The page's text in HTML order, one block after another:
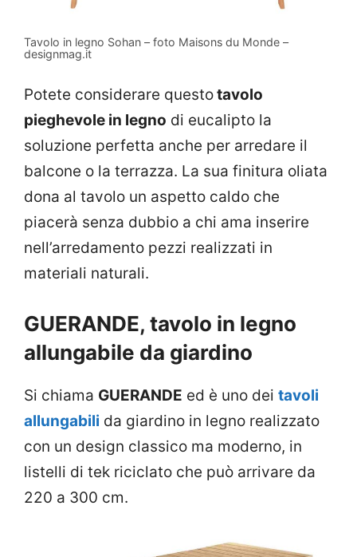
Tavolo in legno Sohan – foto Maisons du Monde –
designmag.it
Potete considerare questotavolo
pieghevole in legno di eucalipto la
soluzione perfetta anche per arredare il
balcone o la terrazza. La sua finitura oliata
dona al tavolo un aspetto caldo che
piacerà senza dubbio a chi ama inserire
nell’arredamento pezzi realizzati in
materiali naturali.
GUERANDE, tavolo in legno
allungabile da giardino
Si chiama GUERANDE ed è uno dei tavoli
allungabili da giardino in legno realizzato
con un design classico ma moderno, in
listelli di tek riciclato che può arrivare da
220 a 300 cm.